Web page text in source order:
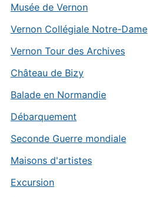
Musée de Vernon
Vernon Collégiale Notre-Dame
Vernon Tour des Archives
Château de Bizy
Balade en Normandie
Débarquement
Seconde Guerre mondiale
Maisons d'artistes
Excursion